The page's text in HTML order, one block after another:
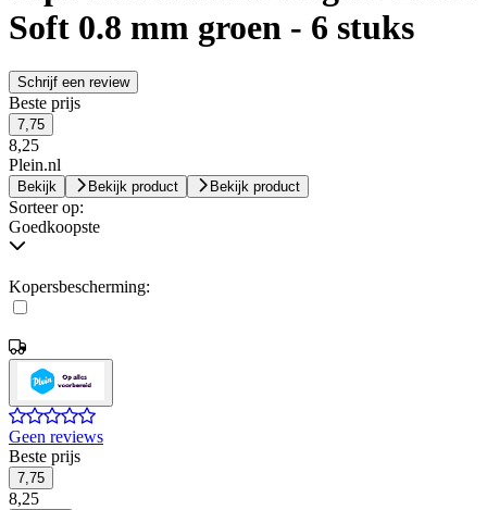
Soft 0.8 mm groen - 6 stuks
Schrijf een review
Beste prijs
7,75
8,25
Plein.nl
Bekijk Bekijk product Bekijk product
Sorteer op:
Goedkoopste
Kopersbescherming:
Geen reviews
Beste prijs
7,75
8,25